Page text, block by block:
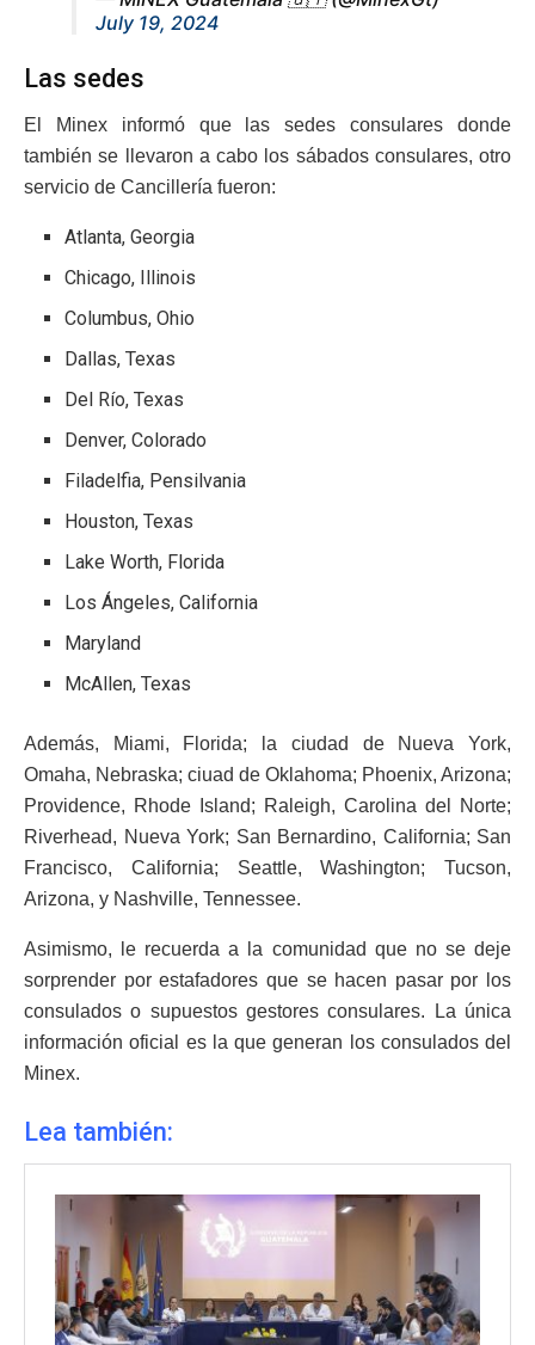
July 19, 2024
Las sedes
El Minex informó que las sedes consulares donde
también se llevaron a cabo los sábados consulares, otro
servicio de Cancillería fueron:
Atlanta, Georgia
Chicago, Illinois
Columbus, Ohio
Dallas, Texas
Del Río, Texas
Denver, Colorado
Filadelfia, Pensilvania
Houston, Texas
Lake Worth, Florida
Los Ángeles, California
Maryland
McAllen, Texas
Además, Miami, Florida; la ciudad de Nueva York,
Omaha, Nebraska; ciuad de Oklahoma; Phoenix, Arizona;
Providence, Rhode Island; Raleigh, Carolina del Norte;
Riverhead, Nueva York; San Bernardino, California; San
Francisco, California; Seattle, Washington; Tucson,
Arizona, y Nashville, Tennessee.
Asimismo, le recuerda a la comunidad que no se deje
sorprender por estafadores que se hacen pasar por los
consulados o supuestos gestores consulares. La única
información oficial es la que generan los consulados del
Minex.
Lea también: